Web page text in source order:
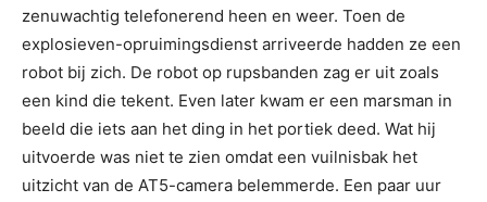
zenuwachtig telefonerend heen en weer. Toen de
explosieven-opruimingsdienst arriveerde hadden ze een
robot bij zich. De robot op rupsbanden zag er uit zoals
een kind die tekent. Even later kwam er een marsman in
beeld die iets aan het ding in het portiek deed. Wat hij
uitvoerde was niet te zien omdat een vuilnisbak het
uitzicht van de AT5-camera belemmerde. Een paar uur